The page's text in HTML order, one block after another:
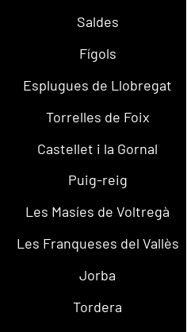
Saldes
Fígols
Esplugues de Llobregat
Torrelles de Foix
Castellet i la Gornal
Puig-reig
Les Masíes de Voltregà
Les Franqueses del Vallès
Jorba
Tordera